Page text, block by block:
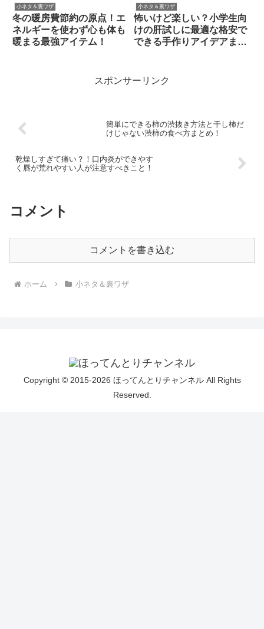
小ネタ＆裏ワザ
冬の暖房費節約の原点！エ
ネルギーを使わず心も体も
暖まる最強アイテム！
小ネタ＆裏ワザ
怖いけど楽しい？小学生向
けの肝試しに最適な格安で
できる手作りアイデアまと
スポンサーリンク
簡単にできる柿の渋抜き方法と干し柿だ
けじゃない渋柿の食べ方まとめ！
乾燥しすぎて痛い？！口内炎ができやす
く唇が荒れやすい人が注意すべきこと！
コメント
コメントを書き込む
ホーム 小ネタ＆裏ワザ
Copyright © 2015-2026 ほってんとりチャンネル All Rights
Reserved.